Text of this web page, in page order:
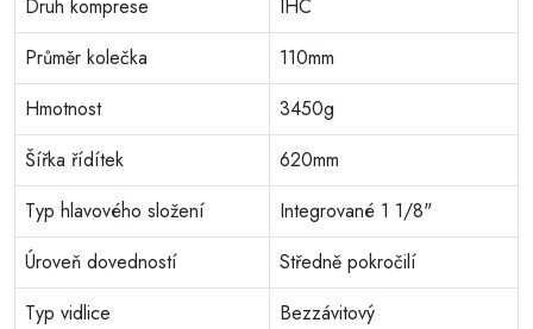
Druh komprese
IHC
Průměr kolečka
110mm
Hmotnost
3450g
Šířka řídítek
620mm
Typ hlavového složení
Integrované 1 1/8"
Úroveň dovedností
Středně pokročilí
Typ vidlice
Bezzávitový